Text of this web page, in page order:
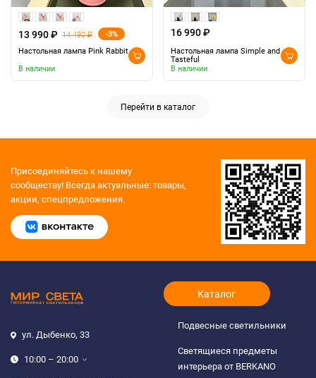
13 990 ₽ 14 490 ₽
-3%
Настольная лампа Pink Rabbit
В наличии
16 990 ₽
Настольная лампа Simple and
Tasteful
В наличии
Перейти в каталог
Присоединяйтесь к нашему
сообществу! Всегда актуальные: товары,
акции, спецпредложения.
ул. Дыбенко, 33
10:00 – 20:00
Каталог
Подвесные светильники
Светящиеся предметы
интерьера от BERKANO